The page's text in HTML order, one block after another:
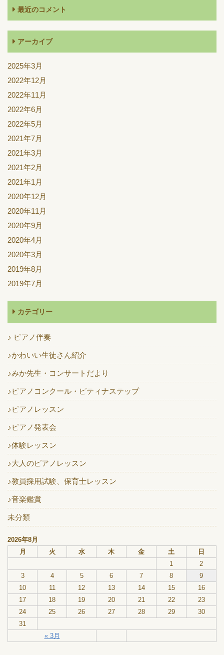
最近のコメント
アーカイブ
2025年3月
2022年12月
2022年11月
2022年6月
2022年5月
2021年7月
2021年3月
2021年2月
2021年1月
2020年12月
2020年11月
2020年9月
2020年4月
2020年3月
2019年8月
2019年7月
カテゴリー
♪ ピアノ伴奏
♪かわいい生徒さん紹介
♪みか先生・コンサートだより
♪ピアノコンクール・ピティナステップ
♪ピアノレッスン
♪ピアノ発表会
♪体験レッスン
♪大人のピアノレッスン
♪教員採用試験、保育士レッスン
♪音楽鑑賞
未分類
2026年8月
月
火 水 木 金 土 日
« 3月
1
2
3
4 5 6 7 8
9
10
11 12 13 14 15
16
17
18 19 20 21 22
23
24
25 26 27 28 29
30
31